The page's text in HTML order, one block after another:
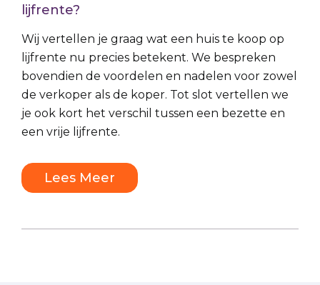
lijfrente?
Wij vertellen je graag wat een huis te koop op
lijfrente nu precies betekent. We bespreken
bovendien de voordelen en nadelen voor zowel
de verkoper als de koper. Tot slot vertellen we
je ook kort het verschil tussen een bezette en
een vrije lijfrente.
Lees Meer